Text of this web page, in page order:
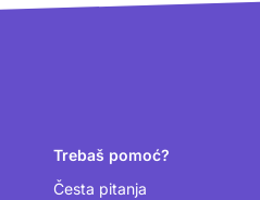
Trebaš pomoć?
Česta pitanja